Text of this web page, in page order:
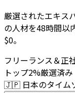
厳選されたエキス
の人材を48時間以
$0。
フリーランス＆正
トップ2%厳選済み
🇯🇵 日本のタイム